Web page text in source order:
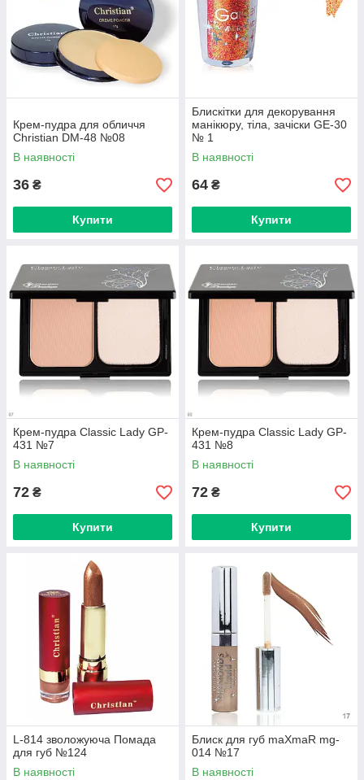
Крем-пудра для обличчя
Christian DM-48 №08
В наявності
36 ₴
Купити
Блискітки для декорування
манікюру, тіла, зачіски GE-30
№ 1
В наявності
64 ₴
Купити
Крем-пудра Classic Lady GP-
431 №7
В наявності
72 ₴
Купити
Крем-пудра Classic Lady GP-
431 №8
В наявності
72 ₴
Купити
L-814 зволожуюча Помада
для губ №124
В наявності
Блиск для губ maXmaR mg-
014 №17
В наявності